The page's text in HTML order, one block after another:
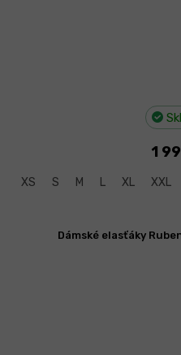
1
XS S M L XL XXL
Dámské elasťáky